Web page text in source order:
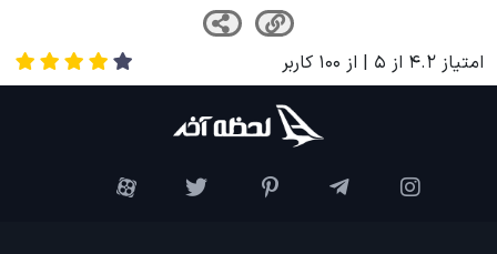
امتیاز 4.2 از 5 | از 100 کاربر